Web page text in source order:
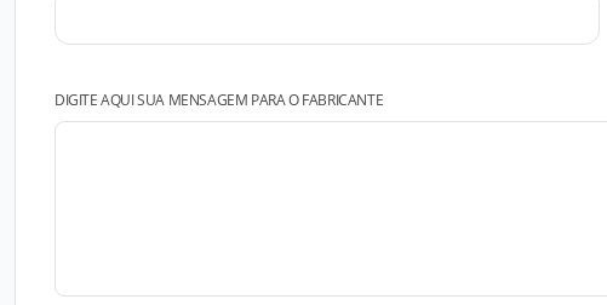
DIGITE AQUI SUA MENSAGEM PARA O FABRICANTE